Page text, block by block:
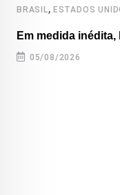
BRASIL, ESTADOS
Em medida
05/08/2026